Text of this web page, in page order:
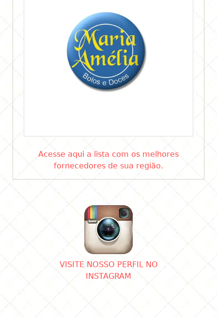
Acesse aqui a lista com os melhores
fornecedores de sua região.
VISITE NOSSO PERFIL NO
INSTAGRAM